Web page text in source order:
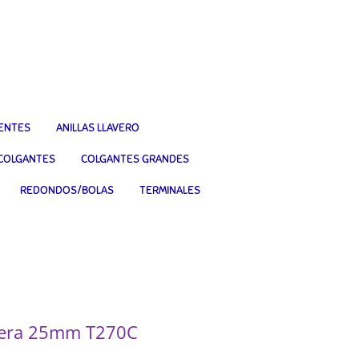
ANILLAS LLAVERO
COLGANTES GRANDES
REDONDOS/BOLAS TERMINALES
25mm T270C